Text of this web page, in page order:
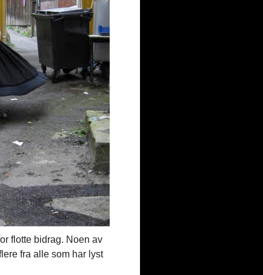
flotte bidrag. Noen av
fra alle som har lyst